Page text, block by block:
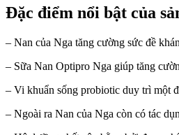
Đặc điểm nổi bật của
– Nan của Nga tăng cường sức đề
– Sữa Nan Optipro Nga giúp tăng
– Vi khuẩn sống probiotic duy trì một
– Ngoài ra Nan của Nga còn có tác